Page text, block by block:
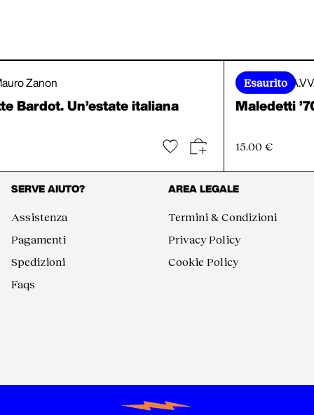
Zanon
Bardot. Un’estate italiana
Esaurito
Maledetti
15.00 €
SERVE AIUTO?
Assistenza
Pagamenti
Spedizioni
Faqs
AREA LEGALE
Termini & Condizioni
Privacy Policy
Cookie Policy